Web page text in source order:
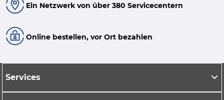
Ein Netzwerk von über 380 Servicecentern
Online bestellen, vor Ort bezahlen
Services